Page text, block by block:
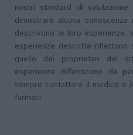
nostri standard di
dimostrare alcuna
descrivono le loro esperienze.
esperienze descritte riflettono
quello dei proprietari del
esperienze differiscono da
sempre contattare il medico o
farmaci.